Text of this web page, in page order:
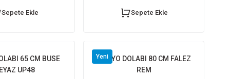
15123
Sepete Ekle Sepete Ekle
65 CM BUSE
UP48
Yeni
BANYO DOLABI 80 CM FALEZ
REM